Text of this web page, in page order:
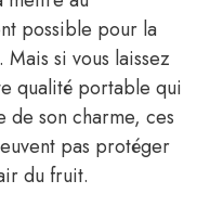
possible pour la
si vous laissez
qualité portable qui
de son charme, ces
pas protéger
du fruit.